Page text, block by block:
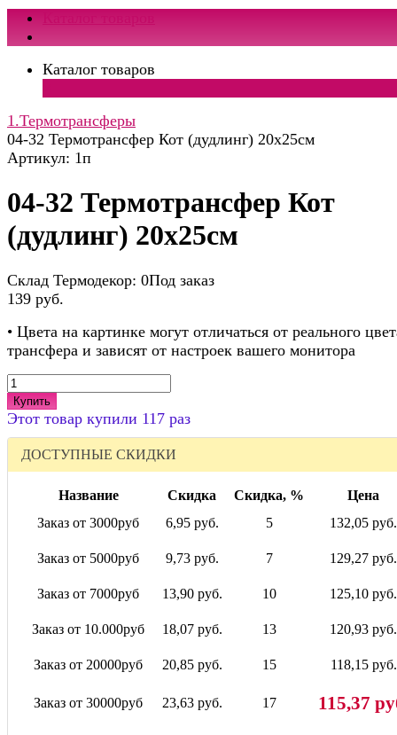
Каталог товаров
1.Термотрансферы
04-32 Термотрансфер Кот (дудлинг) 20х25см
Артикул: 1п
04-32 Термотрансфер Кот
(дудлинг) 20х25см
Склад Термодекор: 0Под заказ
139 руб.
• Цвета на картинке могут отличаться от реального
трансфера и зависят от настроек вашего монитора
Купить
Этот товар купили 117 раз
ДОСТУПНЫЕ СКИДКИ
Название Скидка Скидка, %
Цена
Заказ от 3000руб
6,95 руб. 5 132,05 руб.
Заказ от 5000руб 9,73 руб. 7 129,27 руб.
Заказ от 7000руб 13,90 руб. 10 125,10 руб.
Заказ от 10.000руб 18,07 руб. 13 120,93 руб.
Заказ от 20000руб 20,85 руб. 15 118,15 руб.
Заказ от 30000руб 23,63 руб. 17 115,37